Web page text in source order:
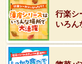
行楽シ
いろん